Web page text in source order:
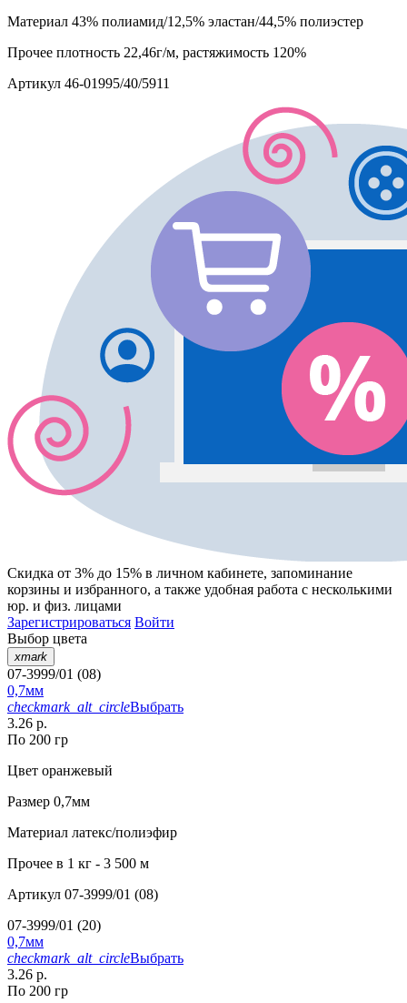
Материал 43% полиамид/12,5% эластан/44,5% полиэстер
Прочее плотность 22,46г/м, растяжимость 120%
Артикул 46-01995/40/5911
Скидка от 3% до 15% в личном кабинете, запоминание
корзины и избранного, а также удобная работа с несколькими
юр. и физ. лицами
Зарегистрироваться Войти
Выбор цвета
xmark
07-3999/01 (08)
0,7мм
checkmark_alt_circleВыбрать
3.26 р.
По 200 гр
Цвет оранжевый
Размер 0,7мм
Материал латекс/полиэфир
Прочее в 1 кг - 3 500 м
Артикул 07-3999/01 (08)
07-3999/01 (20)
0,7мм
checkmark_alt_circleВыбрать
3.26 р.
По 200 гр